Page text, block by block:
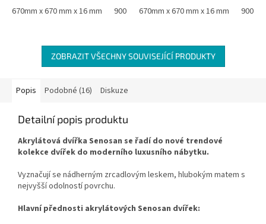
MDF oboustranně laminovaná...
670mm x 670 mm x 16 mm 900 mm x 900 mm x 16 mm
MDF oboustranně laminovaná...
670mm x 670 mm x 16 mm 900
ZOBRAZIT VŠECHNY SOUVISEJÍCÍ PRODUKTY
Popis Podobné (16) Diskuze
Detailní popis produktu
Akrylátová dvířka Senosan se řadí do nové trendové
kolekce dvířek do moderního luxusního nábytku.
Vyznačují se nádherným zrcadlovým leskem, hlubokým matem s
nejvyšší odolností povrchu.
Hlavní přednosti akrylátových Senosan dvířek: